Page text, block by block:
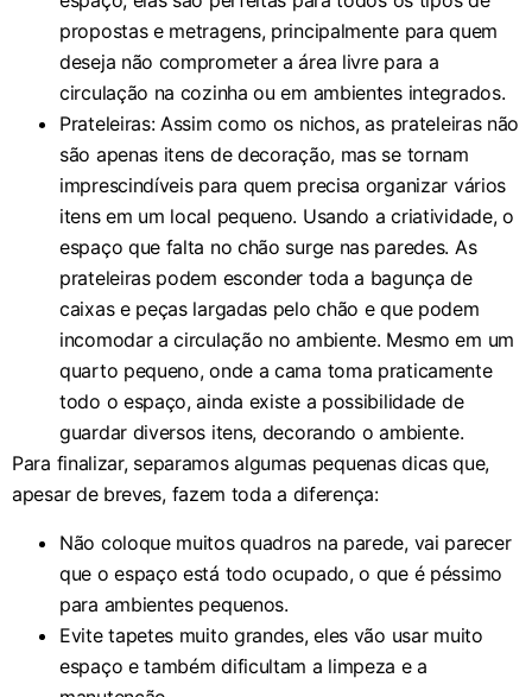
propostas e metragens, principalmente para quem
deseja não comprometer a área livre para a
circulação na cozinha ou em ambientes integrados.
Prateleiras: Assim como os nichos, as prateleiras não
são apenas itens de decoração, mas se tornam
imprescindíveis para quem precisa organizar vários
itens em um local pequeno. Usando a criatividade, o
espaço que falta no chão surge nas paredes. As
prateleiras podem esconder toda a bagunça de
caixas e peças largadas pelo chão e que podem
incomodar a circulação no ambiente. Mesmo em um
quarto pequeno, onde a cama toma praticamente
todo o espaço, ainda existe a possibilidade de
guardar diversos itens, decorando o ambiente.
Para finalizar, separamos algumas pequenas dicas que,
apesar de breves, fazem toda a diferença:
Não coloque muitos quadros na parede, vai parecer
que o espaço está todo ocupado, o que é péssimo
para ambientes pequenos.
Evite tapetes muito grandes, eles vão usar muito
espaço e também dificultam a limpeza e a